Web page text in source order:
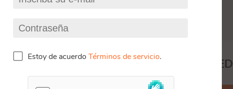
Estoy de acuerdo Términos de servicio.
DDOS PROTECTED
DNS